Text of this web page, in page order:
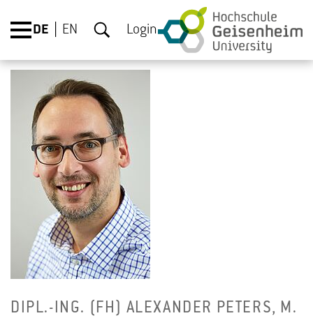
DE EN Login
DIPL.-ING. (FH) ALEX­AN­DER PE­TERS, M.​